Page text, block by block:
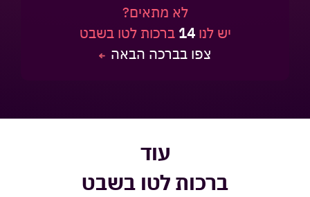
לא מתאים?
יש לנו14 ברכות לטו בשבט
צפו בברכה הבאה
עוד
ברכות לטו בשבט